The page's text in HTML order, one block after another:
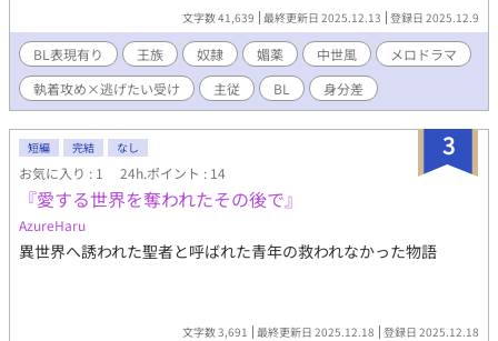
文字数 41,639 最終更新日 2025.12.13 登録日 2025.12.9
BL表現有り 王族 奴隷 媚薬 中世風
メロドラマ
執着攻め×逃げたい受け
主従 BL 身分差
3
短編 完結 なし
お気に入り : 1 24h.ポイント : 14
『愛する世界を奪われたその後で』
AzureHaru
異世界へ誘われた聖者と呼ばれた青年の救われなかった物語
文字数 3,691 最終更新日 2025.12.18 登録日 2025.12.18